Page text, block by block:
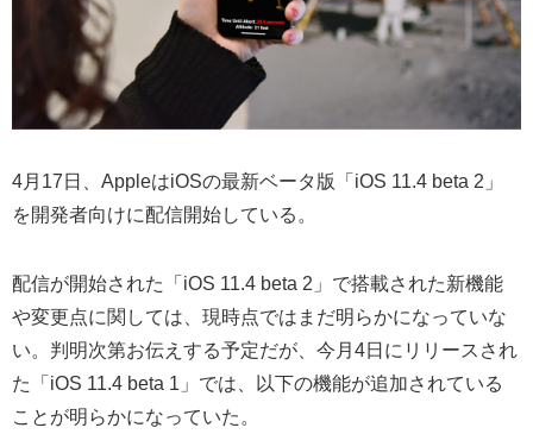
4月17日、AppleはiOSの最新ベータ版「iOS 11.4 beta 2」
を開発者向けに配信開始している。
配信が開始された「iOS 11.4 beta 2」で搭載された新機能
や変更点に関しては、現時点ではまだ明らかになっていな
い。判明次第お伝えする予定だが、今月4日にリリースされ
た「iOS 11.4 beta 1」では、以下の機能が追加されている
ことが明らかになっていた。